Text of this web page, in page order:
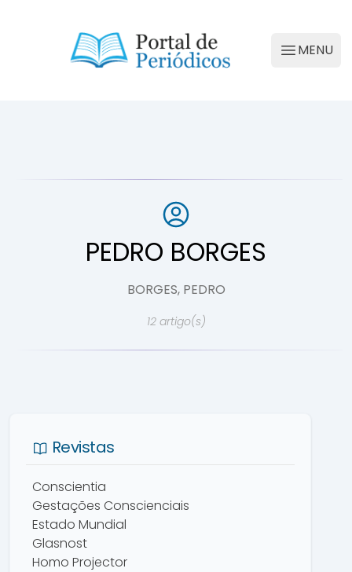
Portal de Periódicos da Conscienciologia
Abrir
MENU
PEDRO BORGES
BORGES, PEDRO
12 artigo(s)
Revistas
Conscientia
Gestações Conscienciais
Estado Mundial
Glasnost
Homo Projector